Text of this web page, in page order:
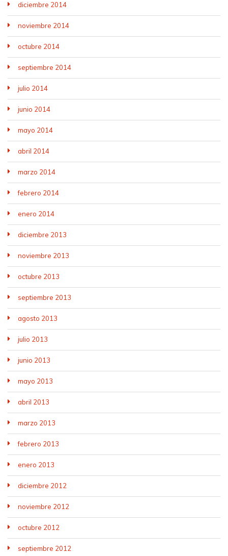
diciembre 2014
noviembre 2014
octubre 2014
septiembre 2014
julio 2014
junio 2014
mayo 2014
abril 2014
marzo 2014
febrero 2014
enero 2014
diciembre 2013
noviembre 2013
octubre 2013
septiembre 2013
agosto 2013
julio 2013
junio 2013
mayo 2013
abril 2013
marzo 2013
febrero 2013
enero 2013
diciembre 2012
noviembre 2012
octubre 2012
septiembre 2012